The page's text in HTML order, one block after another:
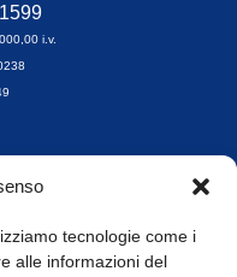
tecnologie come i
alle informazioni del
i.v.
17.30